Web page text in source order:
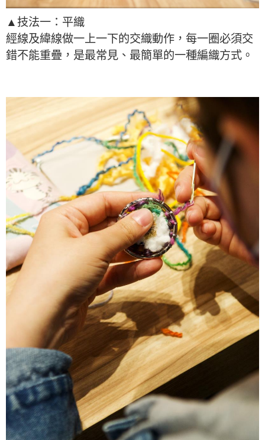
▲技法一：平織
經線及緯線做一上一下的交織動作，每一圈必須交
錯不能重疊，是最常見、最簡單的一種編織方式。